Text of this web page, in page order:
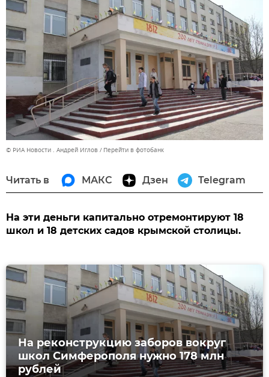
© РИА Новости . Андрей Иглов Перейти в фотобанк
Читать в МАКС Дзен Telegram
На эти деньги капитально отремонтируют 18
школ и 18 детских садов крымской столицы.
На реконструкцию заборов вокруг
школ Симферополя нужно 178 млн
рублей